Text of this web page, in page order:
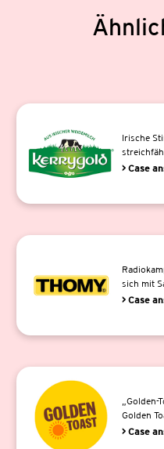
Irische
> Case
sich mit
> Case
Golden
> Case